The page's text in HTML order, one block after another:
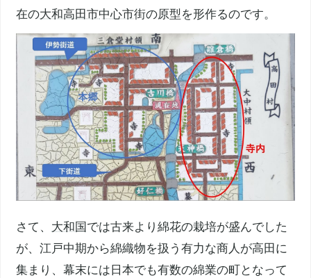
在の大和高田市中心市街の原型を形作るのです。
さて、 大和国 では古来より綿花の栽培が盛んでした
が、江戸中期から綿織物を扱う有力な商人が高田に
集まり、幕末には日本でも有数の綿業の町となって